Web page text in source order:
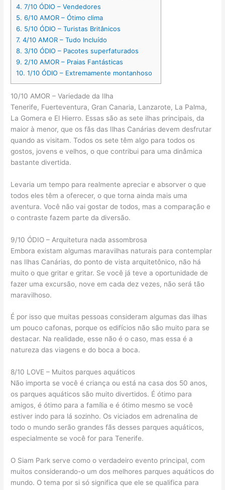
4. 7/10 ÓDIO – Vendedores
5. 6/10 AMOR – Ótimo clima
6. 5/10 ÓDIO – Turistas Britânicos
7. 4/10 AMOR – Tudo Incluído
8. 3/10 ÓDIO – Pacotes superfaturados
9. 2/10 AMOR – Praias Fantásticas
10. 1/10 ÓDIO – Extremamente montanhoso
10/10 AMOR – Variedade da Ilha
Tenerife, Fuerteventura, Gran Canaria, Lanzarote, La Palma,
La Gomera e El Hierro. Essas são as sete ilhas principais, da
maior à menor, que os fãs das Ilhas Canárias devem desfrutar
quando as visitam. Todos os sete têm algo para todos os
gostos, jovens e velhos, o que contribui para uma dinâmica
bastante divertida.
Levaria um tempo para realmente apreciar e absorver o que
todos eles têm a oferecer, o que torna ainda mais uma
aventura. Você não vai gostar de todos, mas a comparação e
o contraste fazem parte da diversão.
9/10 ÓDIO – Arquitetura nada assombrosa
Embora existam algumas maravilhas naturais para contemplar
nas Ilhas Canárias, do ponto de vista arquitetônico, não há
muito o que gritar e gritar. Se você já teve a oportunidade de
fazer uma excursão, nove em cada dez vezes, não será tão
maravilhoso.
É por isso que muitas pessoas consideram algumas das ilhas
um pouco cafonas, porque os edifícios não são muito para se
destacar. Na realidade, esse não é o caso, mas essa é a
natureza das viagens e do boca a boca.
8/10 LOVE – Muitos parques aquáticos
Não importa se você é criança ou está na casa dos 50 anos,
os parques aquáticos são muito divertidos. É ótimo para
amigos, é ótimo para a família e é ótimo mesmo se você
estiver indo para lá sozinho. Os viciados em adrenalina de
todo o mundo serão grandes fãs desses parques aquáticos,
especialmente se você for para Tenerife.
O Siam Park serve como o verdadeiro evento principal, com
muitos considerando-o um dos melhores parques aquáticos do
mundo. O tema por si só significa que ele se qualifica para